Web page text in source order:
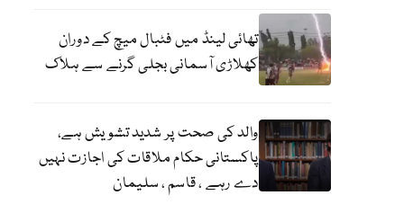
تھائی لینڈ میں فٹبال میچ کے دوران
کھلاڑی آسمانی بجلی گرنے سے ہلاک
والد کی صحت پر شدید تشویش ہے،
پاکستانی حکام ملاقات کی اجازت نہیں
دے رہے ، قاسم ، سلیمان